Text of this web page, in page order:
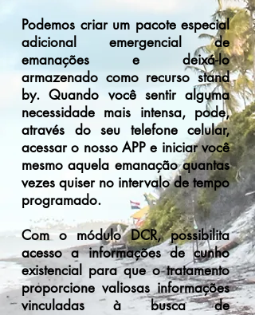
Podemos criar um pacote especial
adicional emergencial de
emanações e deixá-lo
armazenado como recurso stand
by. Quando você sentir alguma
necessidade mais intensa, pode,
através do seu telefone celular,
acessar o nosso APP e iniciar você
mesmo aquela emanação quantas
vezes quiser no intervalo de tempo
programado.
Com o módulo DCR, possibilita
acesso a informações de cunho
existencial para que o tratamento
proporcione valiosas informações
vinculadas à busca de